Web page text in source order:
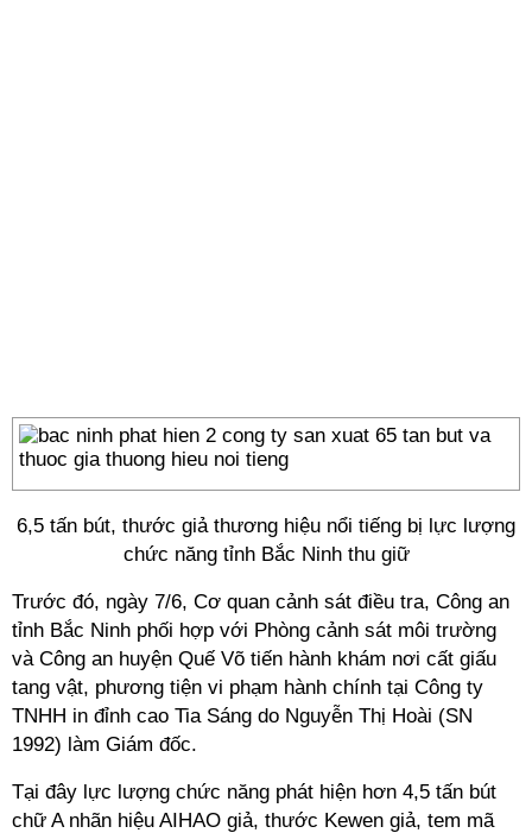
6,5 tấn bút, thước giả thương hiệu nổi tiếng bị lực lượng
chức năng tỉnh Bắc Ninh thu giữ
Trước đó, ngày 7/6, Cơ quan cảnh sát điều tra, Công an
tỉnh Bắc Ninh phối hợp với Phòng cảnh sát môi trường
và Công an huyện Quế Võ tiến hành khám nơi cất giấu
tang vật, phương tiện vi phạm hành chính tại Công ty
TNHH in đỉnh cao Tia Sáng do Nguyễn Thị Hoài (SN
1992) làm Giám đốc.
Tại đây lực lượng chức năng phát hiện hơn 4,5 tấn bút
chữ A nhãn hiệu AIHAO giả, thước Kewen giả, tem mã